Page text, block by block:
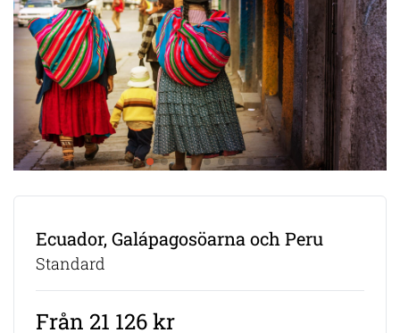
Ecuador, Galápagosöarna och Peru
Standard
Från 21 126 kr